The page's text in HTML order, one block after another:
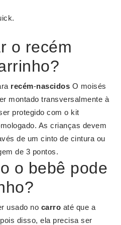
o recém
recém-nascidos O moisés
montado transversalmente à
protegido com o kit
As crianças devem
de um cinto de cintura ou
de 3 pontos.
o bebê pode
usado no carro até que a
disso, ela precisa ser